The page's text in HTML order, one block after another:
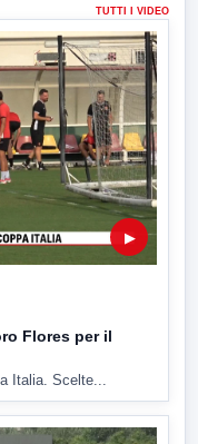
TUTTI I VIDEO
▶
Flores per il
Italia. Scelte...